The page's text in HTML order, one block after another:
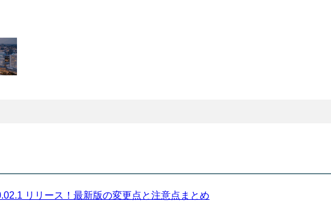
リリース！最新版の変更点と注意点まとめ